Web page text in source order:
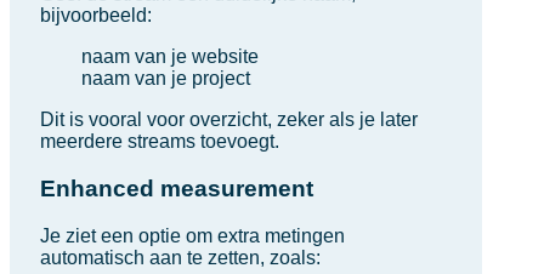
bijvoorbeeld:
naam van je website
naam van je project
Dit is vooral voor overzicht, zeker als je later
meerdere streams toevoegt.
Enhanced measurement
Je ziet een optie om extra metingen
automatisch aan te zetten, zoals: